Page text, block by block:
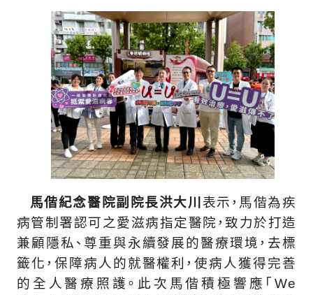
馬偕紀念醫院副院長洪大川 表示，馬偕為疾
病管制署認可之愛滋病指定醫院，致力於打造
兼顧隱私、尊重與永續發展的醫療環境，去標
籤化，保障病人的就醫權利，使病人獲得完善
的全人醫療照護。此次馬偕積極響應「We